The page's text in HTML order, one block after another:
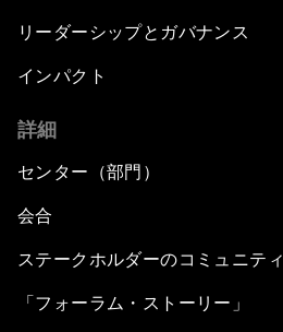
リーダーシップとガバナンス
インパクト
詳細
センター（部門）
会合
ステークホルダーのコミュニティ
「フォーラム・ストーリー」